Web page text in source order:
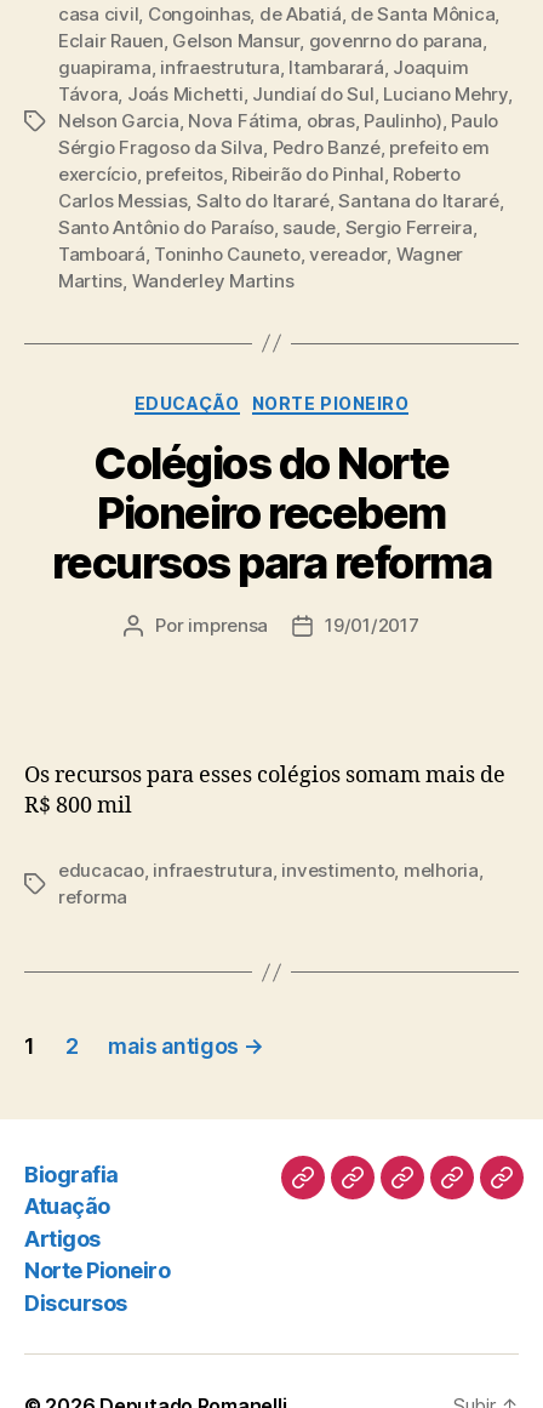
Tags
casa civil, Congoinhas, de Abatiá, de Santa Mônica,
Eclair Rauen, Gelson Mansur, govenrno do parana,
guapirama, infraestrutura, Itambarará, Joaquim
Távora, Joás Michetti, Jundiaí do Sul, Luciano Mehry,
Nelson Garcia, Nova Fátima, obras, Paulinho), Paulo
Sérgio Fragoso da Silva, Pedro Banzé, prefeito em
exercício, prefeitos, Ribeirão do Pinhal, Roberto
Carlos Messias, Salto do Itararé,Santana do Itararé,
Santo Antônio do Paraíso, saude, Sergio Ferreira,
Tamboará, Toninho Cauneto,vereador, Wagner
Martins, Wanderley Martins
Categorias
EDUCAÇÃO NORTE PIONEIRO
Colégios do Norte
Pioneiro recebem
recursos para reforma
Autor
Por imprensa
Data19/01/2017
Os recursos para esses colégios somam mais de
R$ 800 mil
Tags
educacao, infraestrutura, investimento, melhoria,
reforma
Paginação
posts
1 2 mais antigos →
Biografia
Atuação
Artigos
Norte Pioneiro
Discursos
BiografiaAtuaçãoArtigosNorte